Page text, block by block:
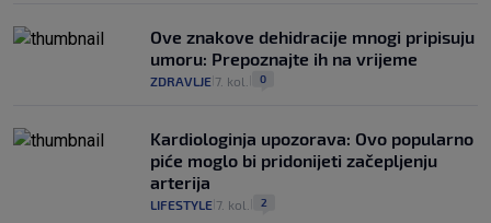
Ove znakove dehidracije mnogi pripisuju
umoru: Prepoznajte ih na vrijeme
ZDRAVLJE 7. kol. 0
Kardiologinja upozorava: Ovo popularno
piće moglo bi pridonijeti začepljenju
arterija
LIFESTYLE 7. kol. 2